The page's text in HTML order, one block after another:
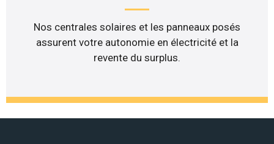
Nos centrales solaires et les panneaux posés
assurent votre autonomie en électricité et la
revente du surplus.